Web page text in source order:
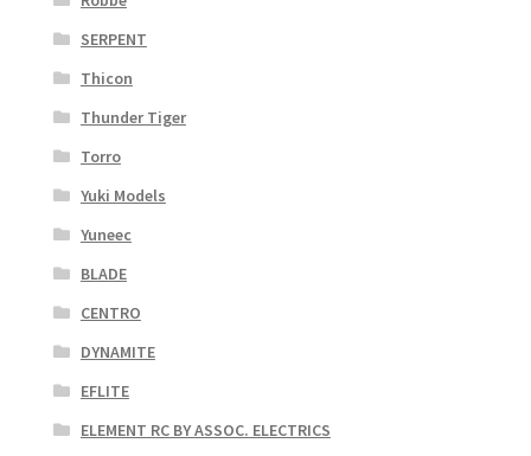
SERPENT
Thicon
Thunder Tiger
Torro
Yuki Models
Yuneec
BLADE
CENTRO
DYNAMITE
EFLITE
ELEMENT RC BY ASSOC. ELECTRICS